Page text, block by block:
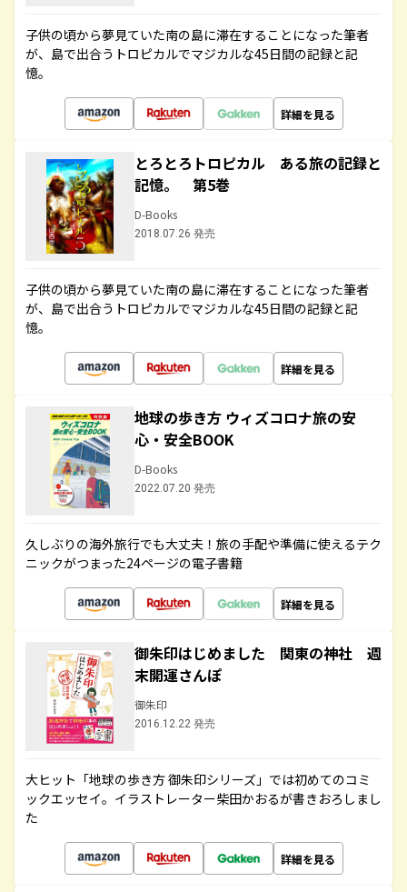
子供の頃から夢見ていた南の島に滞在することになった筆者
が、島で出合うトロピカルでマジカルな45日間の記録と記
憶。
詳細を見る
とろとろトロピカル ある旅の記録と
記憶。 第5巻
D-Books
2018.07.26 発売
子供の頃から夢見ていた南の島に滞在することになった筆者
が、島で出合うトロピカルでマジカルな45日間の記録と記
憶。
詳細を見る
地球の歩き方 ウィズコロナ旅の安
心・安全BOOK
D-Books
2022.07.20 発売
久しぶりの海外旅行でも大丈夫！旅の手配や準備に使えるテク
ニックがつまった24ページの電子書籍
詳細を見る
御朱印はじめました 関東の神社 週
末開運さんぽ
御朱印
2016.12.22 発売
大ヒット「地球の歩き方 御朱印シリーズ」では初めてのコミ
ックエッセイ。イラストレーター柴田かおるが書きおろしまし
た
詳細を見る